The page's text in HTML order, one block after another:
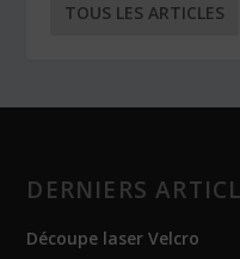
TOUS LES ARTICLES
DERNIERS
Découpe laser Velcro